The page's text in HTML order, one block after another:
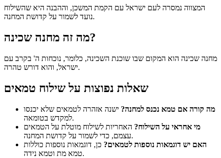
המצווה נמסרה לעם ישראל עם הקמת המשכן, וההבנה היא שהשילוח
נועד לשמור על קדושת המחנה.
מה זה מחנה שכינה?
מחנה שכינה הוא המקום שבו שוכנת השכינה, כלומר, נוכחות ה' בקרב עם
ישראל, והוא דורש טהרה.
שאלות נפוצות על שילוח טמאים
מה קורה אם טמא נכנס למחנה? ישנה אזהרה לטמאים שלא יכנסו
למקדש בטומאה.
מי אחראי על השילוח? האחריות לשילוח מוטלת על הטמאים
עצמם, כדי לשמור על קדושת המחנה.
האם יש דוגמאות נוספות לטמאים? כן, דוגמאות נוספות כוללות
טמא מת וטמא נידה.